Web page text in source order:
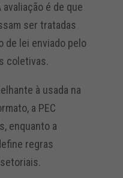
é de que
ser tratadas
de lei enviado pelo
coletivas.
à usada na
a PEC
enquanto a
regras